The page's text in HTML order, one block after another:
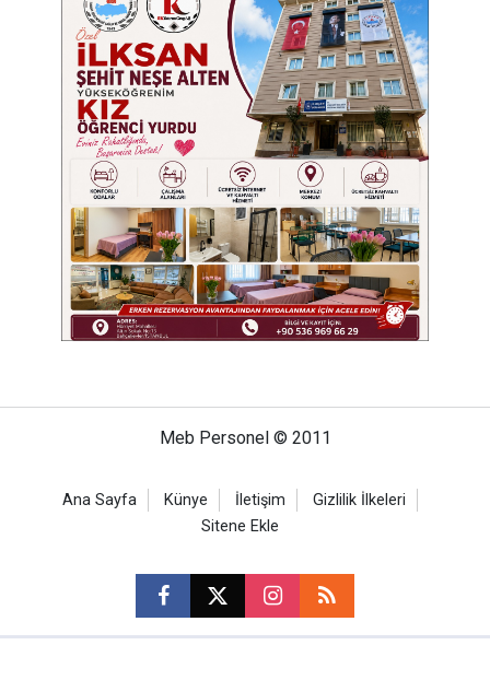
Meb Personel © 2011
Ana Sayfa Künye İletişim
Gizlilik İlkeleri
Sitene Ekle